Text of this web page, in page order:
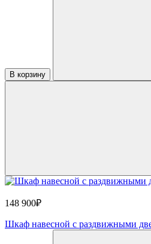
В корзину
148 900₽
Шкаф навесной с раздвижными